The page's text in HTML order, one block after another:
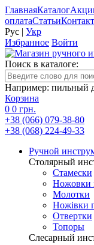
ГлавнаяКаталог
оплатаСтатьи
Рус | Укр
Избранное Войти
Поиск в каталоге:
Например: пильный
Корзина
0 0 грн.
+38 (066) 079-38-80
+38 (068) 224-49-33
Ручной
Столярный
Стамески
Ножовки
Молотки
Ножівки
Отвертки
Топоры
Слесарный